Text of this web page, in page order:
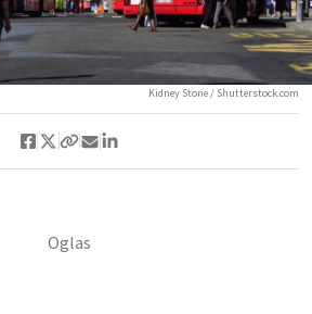
Kidney Stone / Shutterstock.com